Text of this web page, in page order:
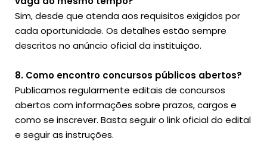
Sim, desde que atenda aos requisitos exigidos por
cada oportunidade. Os detalhes estão sempre
descritos no anúncio oficial da instituição.
8. Como encontro concursos públicos abertos?
Publicamos regularmente editais de concursos
abertos com informações sobre prazos, cargos e
como se inscrever. Basta seguir o link oficial do edital
e seguir as instruções.